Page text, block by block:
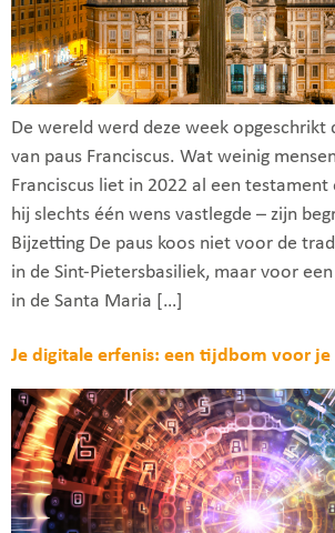
De wereld werd deze week
van paus Franciscus. Wat weinig
Franciscus liet in 2022 al een
hij slechts één wens vastlegde – zijn
Bijzetting De paus koos niet voor de
in de Sint-Pietersbasiliek, maar voor
in de Santa Maria […]
Je digitale erfenis: een tijdbom voor je